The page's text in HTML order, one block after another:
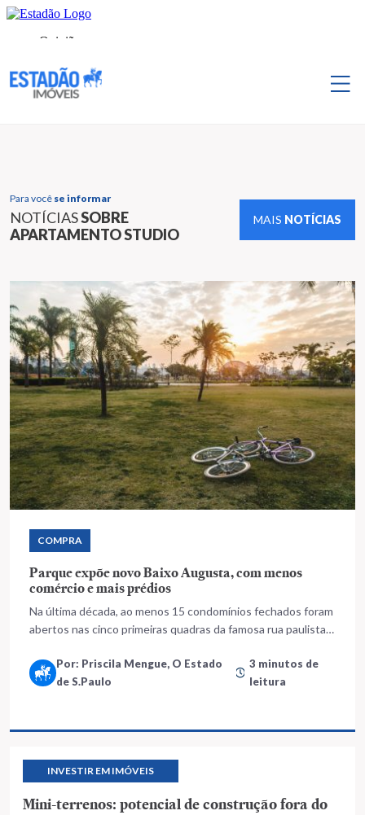
Para você se informar
NOTÍCIASSOBRE
APARTAMENTO STUDIO
MAIS NOTÍCIAS
COMPRA
Parque expõe novo Baixo Augusta, com menos
comércio e mais prédios
Na última década, ao menos 15 condomínios fechados foram
abertos nas cinco primeiras quadras da famosa rua paulista,
Por: Priscila Mengue, O Estado
de S.Paulo
3 minutos de
leitura
INVESTIR EM IMÓVEIS
Mini-terrenos: potencial de construção fora do